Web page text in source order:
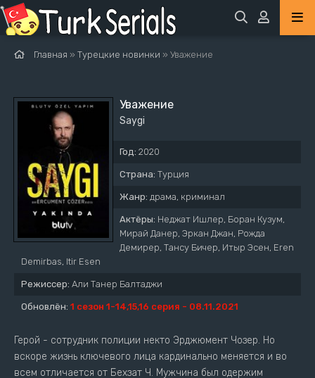
Главная » Турецкие новинки » Уважение
Уважение
Saygi
Год: 2020
Страна: Турция
Жанр: драма, криминал
Актёры: Неджат Ишлер, Боран Кузум,
Мирай Данер, Эркан Джан, Рожда
Демирер, Тансу Бичер, Итыр Эсен, Eren
Demirbas, Itir Esen
Режиссер: Али Танер Балтаджи
Обновлён: 1 сезон 1-14,15,16 серия - 08.11.2021
Герой - сотрудник полиции некто Эрджюмент Чозер. Но
вскоре жизнь ключевого лица кардинально меняется и во
всем отличается от Бехзат Ч. Мужчина был одержим